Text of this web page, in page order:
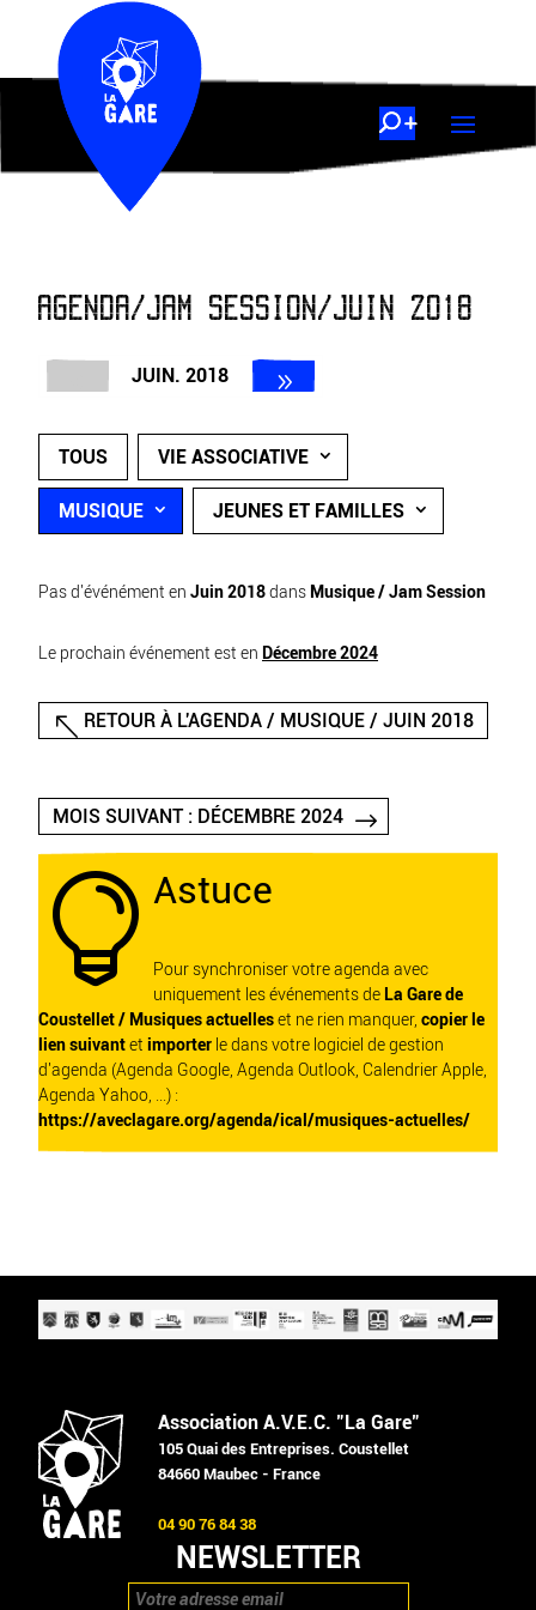
AGENDA/JAM SESSION/JUIN 2018
JUIN. 2018
TOUS VIE ASSOCIATIVE
MUSIQUE JEUNES ET FAMILLES
Pas d'événément en Juin 2018dans Musique / Jam Session
Le prochain événement est en Décembre 2024
RETOUR À L'AGENDA / MUSIQUE / JUIN 2018
MOIS SUIVANT : DÉCEMBRE 2024
 Astuce
Pour synchroniser votre agenda avec
uniquement les événements de La Gare de
Coustellet / Musiques actuelleset ne rien manquer, copier le
lien suivantet importer le dans votre logiciel de gestion
d'agenda (Agenda Google, Agenda Outlook, Calendrier Apple,
Agenda Yahoo, ...) :
https://aveclagare.org/agenda/ical/musiques-actuelles/
Association A.V.E.C. "La Gare"
105 Quai des Entreprises. Coustellet
84660 Maubec - France
04 90 76 84 38
NEWSLETTER